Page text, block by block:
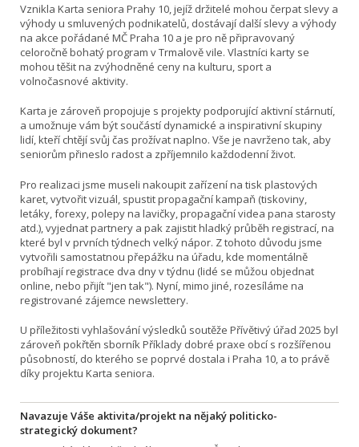
Vznikla Karta seniora Prahy 10, jejíž držitelé mohou čerpat slevy a
výhody u smluvených podnikatelů, dostávají další slevy a výhody
na akce pořádané MČ Praha 10 a je pro ně připravovaný
celoročně bohatý program v Trmalově vile. Vlastníci karty se
mohou těšit na zvýhodněné ceny na kulturu, sport a
volnočasnové aktivity.
Karta je zároveň propojuje s projekty podporující aktivní stárnutí,
a umožnuje vám být součástí dynamické a inspirativní skupiny
lidí, kteří chtějí svůj čas prožívat naplno. Vše je navrženo tak, aby
seniorům přineslo radost a zpříjemnilo každodenní život.
Pro realizaci jsme museli nakoupit zařízení na tisk plastových
karet, vytvořit vizuál, spustit propagační kampaň (tiskoviny,
letáky, forexy, polepy na lavičky, propagační videa pana starosty
atd.), vyjednat partnery a pak zajistit hladký průběh registrací, na
které byl v prvních týdnech velký nápor. Z tohoto důvodu jsme
vytvořili samostatnou přepážku na úřadu, kde momentálně
probíhají registrace dva dny v týdnu (lidé se můžou objednat
online, nebo přijít "jen tak"). Nyní, mimo jiné, rozesíláme na
registrované zájemce newslettery.
U příležitosti vyhlašování výsledků soutěže Přívětivý úřad 2025 byl
zároveň pokřtěn sborník Příklady dobré praxe obcí s rozšířenou
působností, do kterého se poprvé dostala i Praha 10, a to právě
díky projektu Karta seniora.
Navazuje Váše aktivita/projekt na nějaký politicko-
strategický dokument?